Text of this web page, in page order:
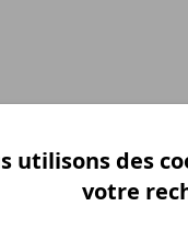
utilisons des
votre